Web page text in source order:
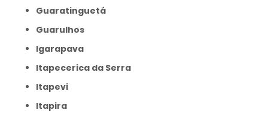
Guaratinguetá
Guarulhos
Igarapava
Itapecerica da Serra
Itapevi
Itapira